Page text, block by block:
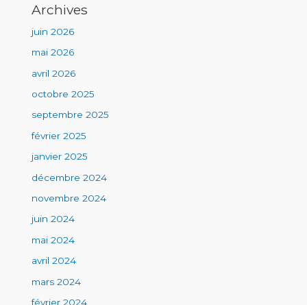
Archives
juin 2026
mai 2026
avril 2026
octobre 2025
septembre 2025
février 2025
janvier 2025
décembre 2024
novembre 2024
juin 2024
mai 2024
avril 2024
mars 2024
février 2024